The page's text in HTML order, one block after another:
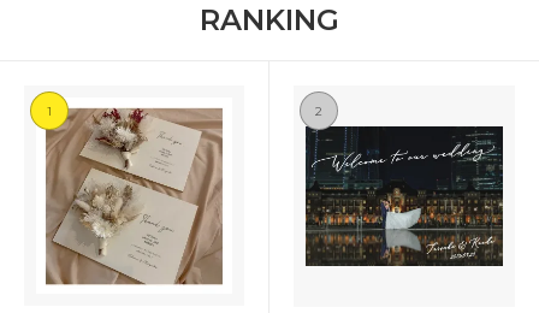
RANKING
1 2